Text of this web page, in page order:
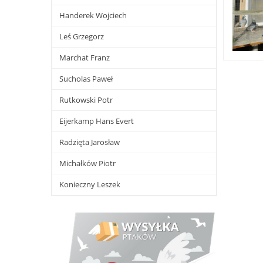
Handerek Wojciech
Leś Grzegorz
Marchat Franz
Sucholas Paweł
Rutkowski Potr
Eijerkamp Hans Evert
Radzięta Jarosław
Michałków Piotr
Konieczny Leszek